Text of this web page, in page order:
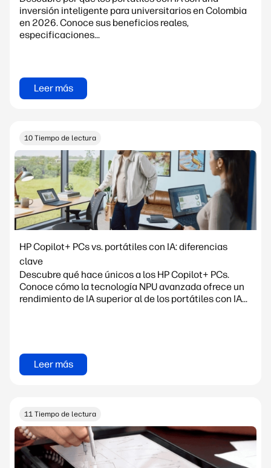
inversión inteligente para universitarios en Colombia
en 2026. Conoce sus beneficios reales,
especificaciones...
Leer más
10 Tiempo de lectura
HP Copilot+ PCs vs. portátiles con IA: diferencias
clave
Descubre qué hace únicos a los HP Copilot+ PCs.
Conoce cómo la tecnología NPU avanzada ofrece un
rendimiento de IA superior al de los portátiles con IA...
Leer más
11 Tiempo de lectura